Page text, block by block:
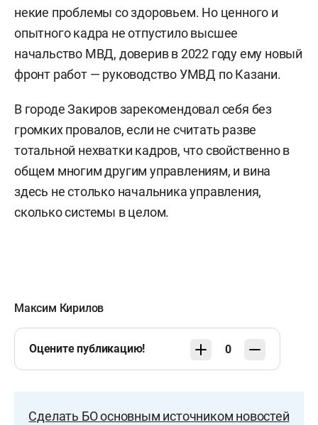
некие проблемы со здоровьем. Но ценного и
опытного кадра не отпустило высшее
начальство МВД, доверив в 2022 году ему новый
фронт работ — руководство УМВД по Казани.
В городе Закиров зарекомендовал себя без
громких провалов, если не считать разве
тотальной нехватки кадров, что свойственно в
общем многим другим управлениям, и вина
здесь не столько начальника управления,
сколько системы в целом.
Максим Кирилов
Оцените публикацию! 0
Сделать БО основным источником новостей